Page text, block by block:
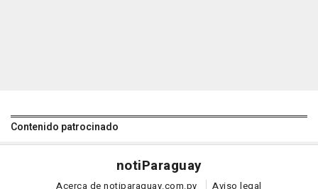
Contenido patrocinado
notiParaguay
Acerca de notiparaguay.com.py Aviso legal